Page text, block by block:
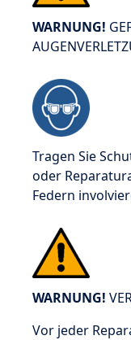
WARNUNG!
Tragen Sie
oder
Federn
WARNUNG!
Vor jeder